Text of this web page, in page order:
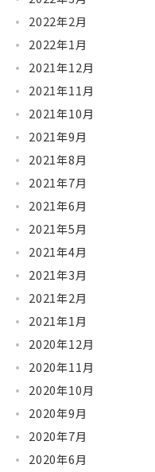
2022年2月
2022年1月
2021年12月
2021年11月
2021年10月
2021年9月
2021年8月
2021年7月
2021年6月
2021年5月
2021年4月
2021年3月
2021年2月
2021年1月
2020年12月
2020年11月
2020年10月
2020年9月
2020年7月
2020年6月